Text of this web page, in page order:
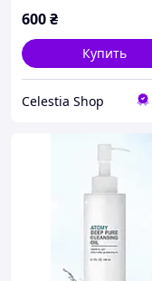
600₴
Купить
Celestia Shop